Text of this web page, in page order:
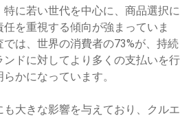
に若い世代を中心に、商品選択に
を重視する傾向が強まっていま
は、世界の消費者の73%が、持続
ドに対してより多くの支払いを行
かになっています。
も大きな影響を与えており、クルエ